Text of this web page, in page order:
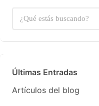
Últimas Entradas
Artículos del blog